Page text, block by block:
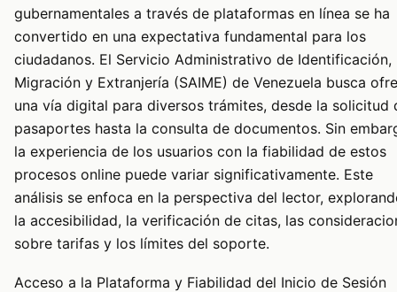
gubernamentales a través de plataformas en línea se ha
convertido en una expectativa fundamental para los
ciudadanos. El Servicio Administrativo de Identificación,
Migración y Extranjería (SAIME) de Venezuela busca
una vía digital para diversos trámites, desde la solicitud
pasaportes hasta la consulta de documentos. Sin
la experiencia de los usuarios con la fiabilidad de estos
procesos online puede variar significativamente. Este
análisis se enfoca en la perspectiva del lector,
la accesibilidad, la verificación de citas, las
sobre tarifas y los límites del soporte.
Acceso a la Plataforma y Fiabilidad del Inicio de Sesión